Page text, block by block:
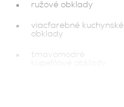
ružové obklady
viacfarebné kuchynské
obklady
tmavomodré